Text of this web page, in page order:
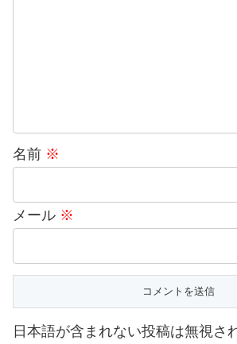
名前 ※
メール ※
日本語が含まれない投稿は無視さ